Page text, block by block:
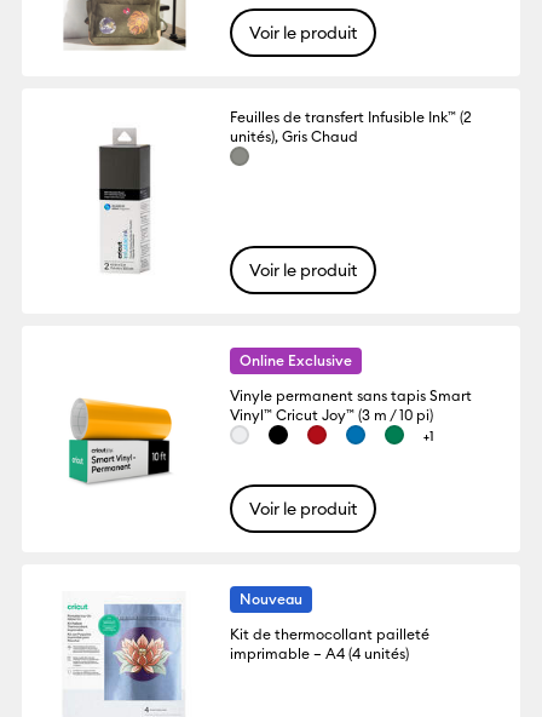
Voir le produit
Feuilles de transfert Infusible Ink™ (2
unités), Gris Chaud
Voir le produit
Online Exclusive
Vinyle permanent sans tapis Smart
Vinyl™ Cricut Joy™ (3 m / 10 pi)
+1
Voir le produit
Nouveau
Kit de thermocollant pailleté
imprimable – A4 (4 unités)